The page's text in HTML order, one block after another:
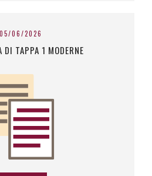
05/06/2026
DI TAPPA 1 MODERNE